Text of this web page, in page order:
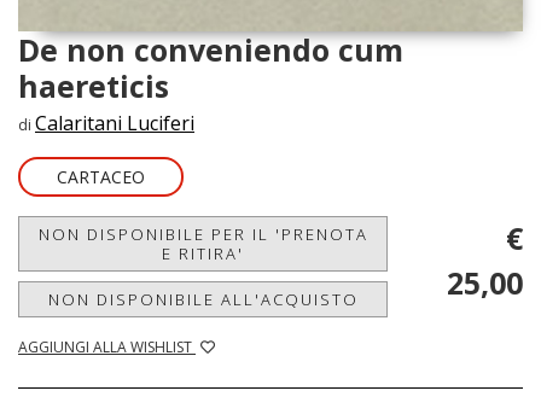
De non conveniendo cum
haereticis
di Calaritani Luciferi
CARTACEO
NON DISPONIBILE PER IL 'PRENOTA
E RITIRA'
NON DISPONIBILE ALL'ACQUISTO
AGGIUNGI ALLA WISHLIST
€
25,00